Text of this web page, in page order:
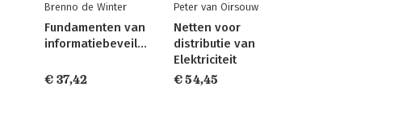
Brenno de Winter
Fundamenten van
informatiebeveiliging
€ 37,42
Peter van Oirsouw
Netten voor
distributie van
Elektriciteit
€ 54,45